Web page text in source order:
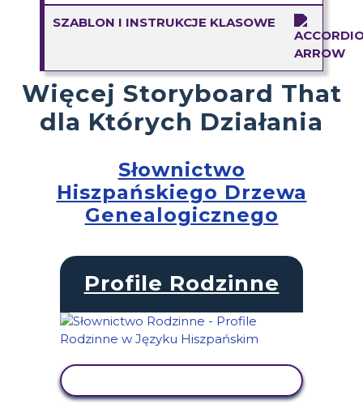
SZABLON I INSTRUKCJE KLASOWE
Więcej Storyboard That
dla Których Działania
Słownictwo
Hiszpańskiego Drzewa
Genealogicznego
Profile Rodzinne